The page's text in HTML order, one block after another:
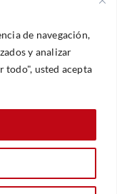
de navegación,
y analizar
usted acepta
De Cookies